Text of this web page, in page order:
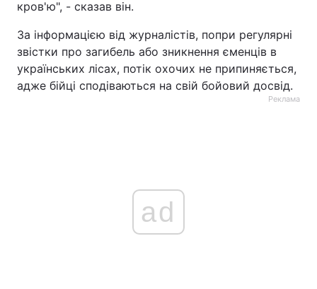
кров'ю", - сказав він.
За інформацією від журналістів, попри регулярні
звістки про загибель або зникнення єменців в
українських лісах, потік охочих не припиняється,
адже бійці сподіваються на свій бойовий досвід.
Реклама
ad